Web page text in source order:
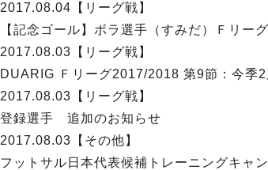
2017.08.04 【リーグ戦】
【記念ゴール】ボラ選手（すみだ）Ｆリー
2017.08.03 【リーグ戦】
DUARIG Ｆリーグ2017/2018 第9節：今季
2017.08.03 【リーグ戦】
登録選手 追加のお知らせ
2017.08.03 【その他】
フットサル日本代表候補トレーニングキャ